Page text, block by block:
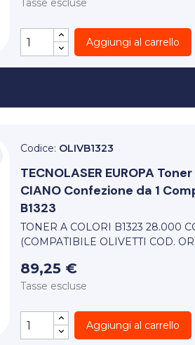
Tasse escluse
Aggiungi al carrello
Codice: OLIVB1323
TECNOLASER EUROPA
CIANO Confezione da 1
B1323
TONER A COLORI B1323 28.000
(COMPATIBILE OLIVETTI COD.
89,25 €
Tasse escluse
Aggiungi al carrello